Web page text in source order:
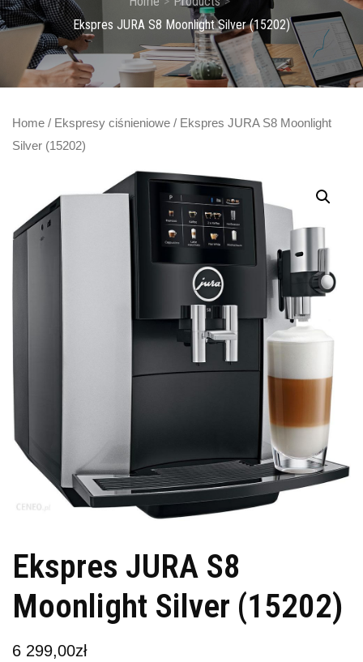
Ekspres JURA S8 Moonlight Silver (15202)
Home / Ekspresy ciśnieniowe / Ekspres JURA S8 Moonlight
Silver (15202)
Ekspres JURA S8
Moonlight Silver (15202)
6 299,00zł